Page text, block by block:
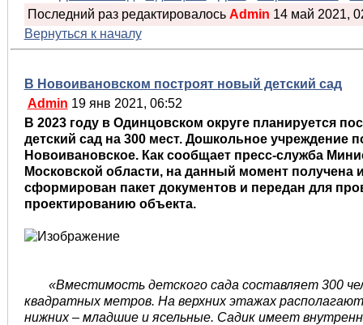
Последний раз редактировалось Admin 14 май 2021,
Вернуться к началу
В Новоивановском построят новый детский сад
Admin 19 янв 2021, 06:52
В 2023 году в Одинцовском округе планируется
детский сад на 300 мест. Дошкольное учреждение
Новоивановское. Как сообщает пресс-служба
Московской области, на данный момент получена
сформирован пакет документов и передан для
проектированию объекта.
«Вместимость детского сада составляет 300
квадратных метров. На верхних этажах
нижних – младшие и ясельные. Садик имеет